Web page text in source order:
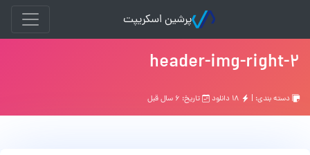
پرشین اسکریپت
header-img-right-2
دسته بندی: | تاریخ: ۶ سال قبل